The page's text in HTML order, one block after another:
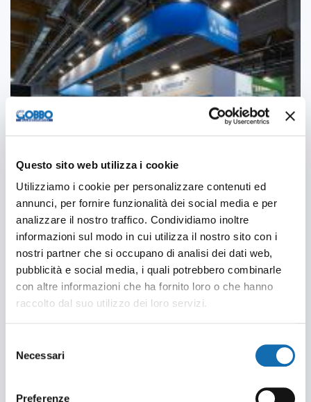
Questo sito web utilizza i cookie
Utilizziamo i cookie per personalizzare contenuti ed
annunci, per fornire funzionalità dei social media e per
analizzare il nostro traffico. Condividiamo inoltre
informazioni sul modo in cui utilizza il nostro sito con i
nostri partner che si occupano di analisi dei dati web,
pubblicità e social media, i quali potrebbero combinarle
con altre informazioni che ha fornito loro o che hanno
raccolto dal suo utilizzo dei loro servizi.
delNecessari
Preferenze
FORMOSA - CPHI 2025